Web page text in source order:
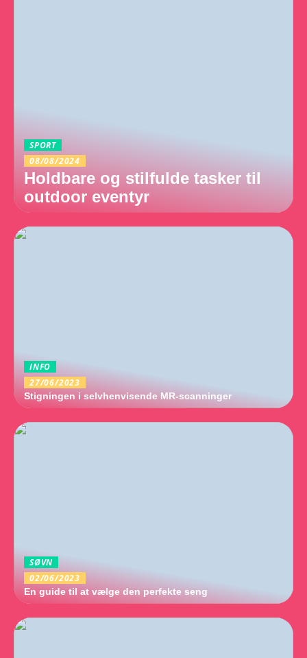
SPORT
08/08/2024
Holdbare og stilfulde tasker til
outdoor eventyr
INFO
27/06/2023
Stigningen i selvhenvisende MR-scanninger
SØVN
02/06/2023
En guide til at vælge den perfekte seng